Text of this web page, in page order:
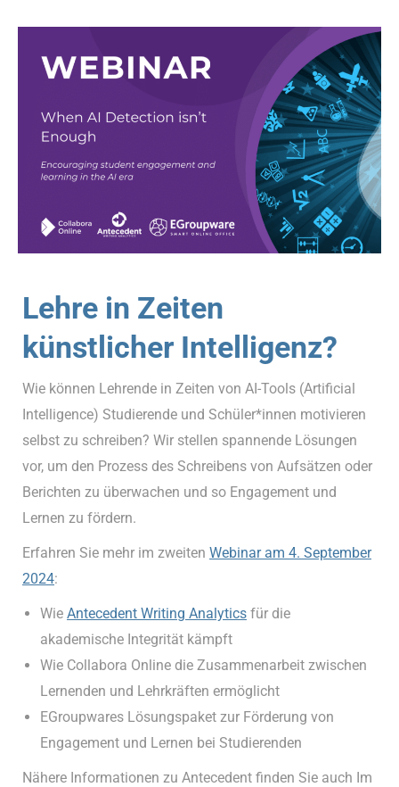
Lehre in Zeiten
künstlicher Intelligenz?
Wie können Lehrende in Zeiten von AI-Tools (Artificial
Intelligence) Studierende und Schüler*innen motivieren
selbst zu schreiben? Wir stellen spannende Lösungen
vor, um den Prozess des Schreibens von Aufsätzen oder
Berichten zu überwachen und so Engagement und
Lernen zu fördern.
Erfahren Sie mehr im zweiten Webinar am 4. September
2024:
Wie Antecedent Writing Analytics für die
akademische Integrität kämpft
Wie Collabora Online die Zusammenarbeit zwischen
Lernenden und Lehrkräften ermöglicht
EGroupwares Lösungspaket zur Förderung von
Engagement und Lernen bei Studierenden
Nähere Informationen zu Antecedent finden Sie auch Im